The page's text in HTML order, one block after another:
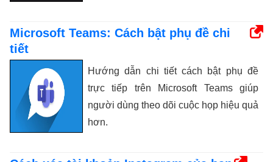
Microsoft Teams: Cách bật phụ đề chi
tiết
Hướng dẫn chi tiết cách bật phụ đề
trực tiếp trên Microsoft Teams giúp
người dùng theo dõi cuộc họp hiệu quả
hơn.